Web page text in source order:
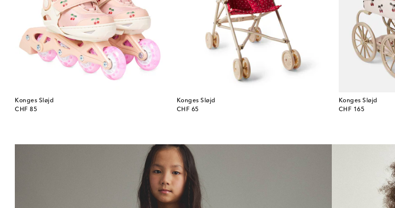
Konges Sløjd
CHF 85
original price
Konges Sløjd
CHF 65
original price
Konges Sløjd
CHF 165
original price